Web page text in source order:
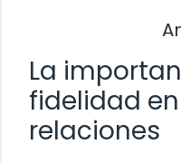
La
fidelidad
relaciones